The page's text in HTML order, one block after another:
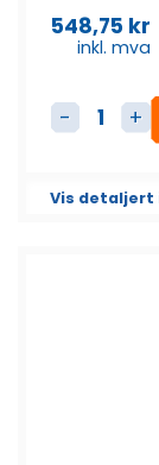
548,75 kr
inkl. mva
Dieselfilter
Vis detaljert